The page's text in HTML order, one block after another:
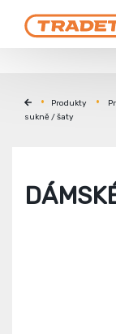
Produkty
sukně / šaty